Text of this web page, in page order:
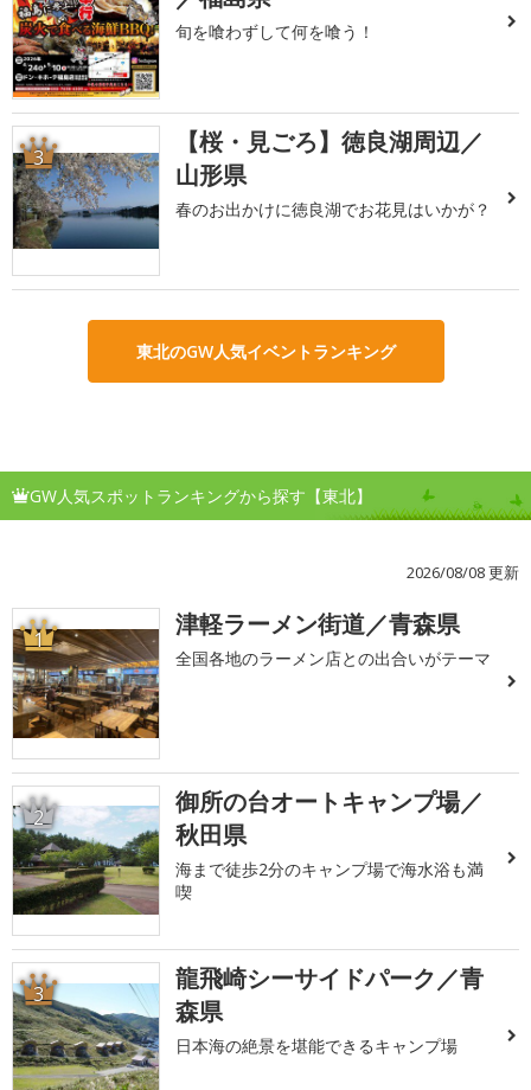
旬を喰わずして何を喰う！
3
【桜・見ごろ】徳良湖周辺／
山形県
春のお出かけに徳良湖でお花見はいかが？
東北のGW人気イベントランキング
GW人気スポットランキングから探す【東北】
2026/08/08 更新
1 津軽ラーメン街道／青森県
全国各地のラーメン店との出合いがテーマ
2
御所の台オートキャンプ場／
秋田県
海まで徒歩2分のキャンプ場で海水浴も満
喫
3
龍飛崎シーサイドパーク／青
森県
日本海の絶景を堪能できるキャンプ場